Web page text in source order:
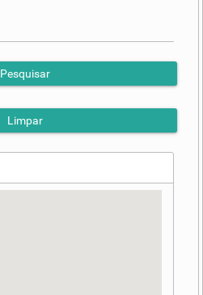
Pesquisar
Limpar